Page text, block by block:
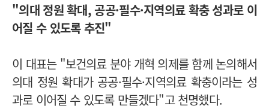
"의대 정원 확대, 공공·필수·지역의료 확충 성과로 이
어질 수 있도록 추진"
이 대표는 "보건의료 분야 개혁 의제를 함께 논의해서
의대 정원 확대가 공공·필수·지역의료 확충이라는 성
과로 이어질 수 있도록 만들겠다"고 천명했다.